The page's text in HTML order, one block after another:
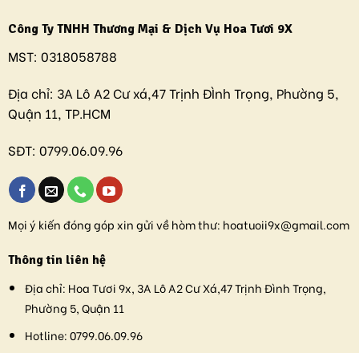
Công Ty TNHH Thương Mại & Dịch Vụ Hoa Tươi 9X
MST: 0318058788
Địa chỉ: 3A Lô A2 Cư xá,47 Trịnh ĐÌnh Trọng, Phường 5,
Quận 11, TP.HCM
SĐT: 0799.06.09.96
Mọi ý kiến đóng góp xin gửi về hòm thư: hoatuoii9x@gmail.com
Thông tin liên hệ
Địa chỉ: Hoa Tươi 9x, 3A Lô A2 Cư Xá,47 Trịnh Đình Trọng,
Phường 5, Quận 11
Hotline:0799.06.09.96